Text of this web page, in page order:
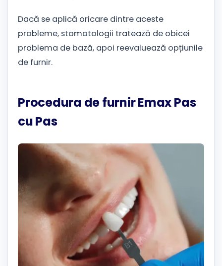
Dacă se aplică oricare dintre aceste
probleme, stomatologii tratează de obicei
problema de bază, apoi reevaluează opțiunile
de furnir.
Procedura de furnir Emax Pas
cu Pas